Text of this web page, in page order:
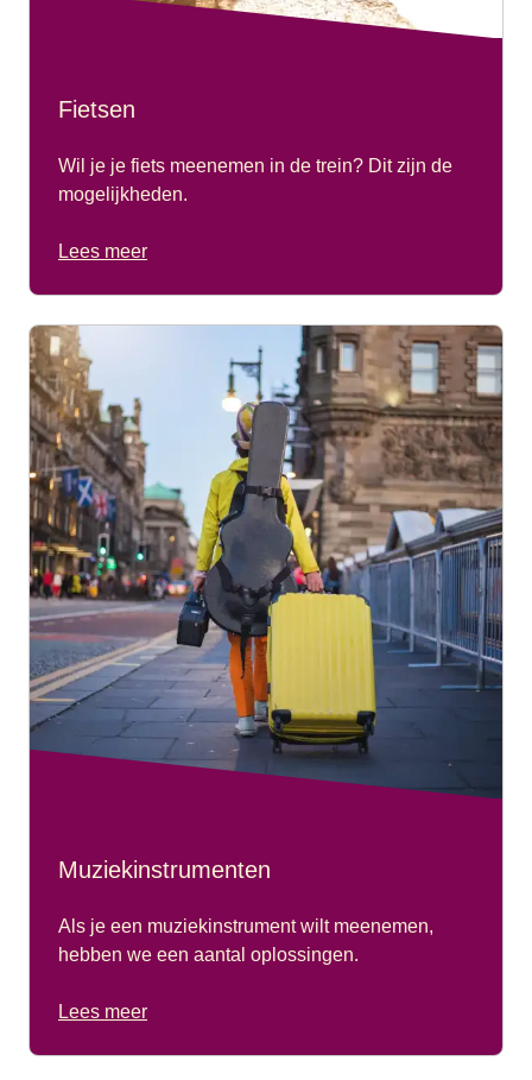
Fietsen
Wil je je fiets meenemen in de trein? Dit zijn de
mogelijkheden.
Lees meer
Muziekinstrumenten
Als je een muziekinstrument wilt meenemen,
hebben we een aantal oplossingen.
Lees meer